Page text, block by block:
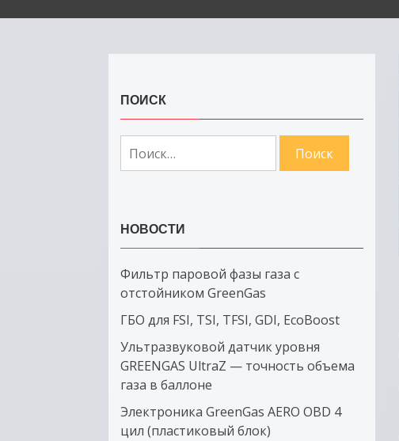
ПОИСК
Найти:
НОВОСТИ
Фильтр паровой фазы газа с
отстойником GreenGas
ГБО для FSI, TSI, TFSI, GDI, EcoBoost
Ультразвуковой датчик уровня
GREENGAS UltraZ — точность объема
газа в баллоне
Электроника GreenGas AERO OBD 4
цил (пластиковый блок)